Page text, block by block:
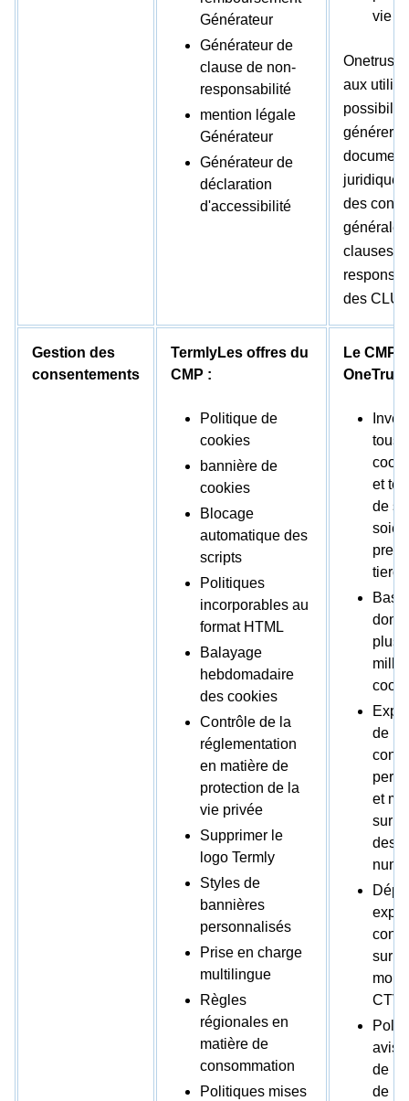
Générateur
Générateur de
clause de non-
responsabilité
mention légale
Générateur
Générateur de
déclaration
d'accessibilité
vie
Onetrust
aux
générer
des
clauses
des
Gestion des
consentements
TermlyLes offres du
CMP :
Politique de
cookies
bannière de
cookies
Blocage
automatique des
scripts
Politiques
incorporables au
format HTML
Balayage
hebdomadaire
des cookies
Contrôle de la
réglementation
en matière de
protection de la
vie privée
Supprimer le
logo Termly
Styles de
bannières
personnalisés
Prise en charge
multilingue
Règles
régionales en
matière de
consommation
Politiques mises
Le CMP
tous
et
de
plus
de
et
sur
des
sur
CTV.
avis
de
de la